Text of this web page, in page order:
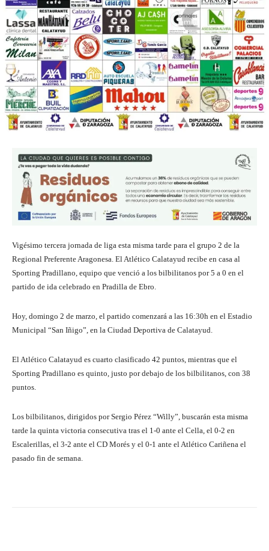
Vigésimo tercera jornada de liga esta misma tarde para el grupo 2 de la
Regional Preferente Aragonesa. El Atlético Calatayud recibe en casa al
Sporting Pradillano, equipo que venció a los bilbilitanos por 5 a 0 en el
partido de ida celebrado en Pradilla de Ebro.
Hoy, domingo 2 de marzo, el partido comenzará a las 16:30h en el Estadio
Municipal “San Iñigo”, en la Ciudad Deportiva de Calatayud.
El Atlético Calatayud es cuarto clasificado 42 puntos, mientras que el
Sporting Pradillano es quinto, justo por debajo de los bilbilitanos, con 38
puntos.
Los bilbilitanos, dirigidos por Sergio Pérez “Willy”, buscarán esta misma
tarde la quinta victoria consecutiva tras el 1-0 ante el Cella, el 0-2 en
Escalerillas, el 3-2 ante el CD Morés y el 0-1 ante el Atlético Cariñena el
pasado fin de semana.